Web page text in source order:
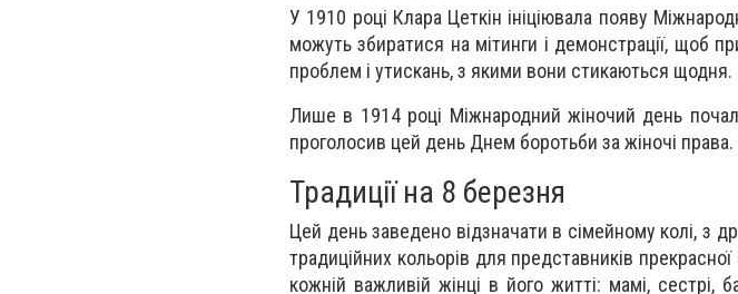
У 1910 році Клара Цеткін ініціювала появу
можуть збиратися на мітинги і демонстрації, щоб
проблем і утискань, з якими вони стикаються щодня.
Лише в 1914 році Міжнародний жіночий день
проголосив цей день Днем боротьби за жіночі права.
Традиції на 8 березня
Цей день заведено відзначати в сімейному колі, з
традиційних кольорів для представників
кожній важливій жінці в його житті: мамі, сестрі,